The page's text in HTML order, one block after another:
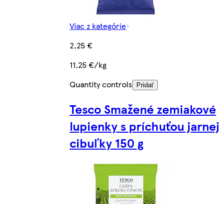
Viac z kategórie
2,25 €
11,25 €/kg
Quantity controls
Pridať
Tesco Smažené zemiakové
lupienky s príchuťou jarnej
cibuľky 150 g